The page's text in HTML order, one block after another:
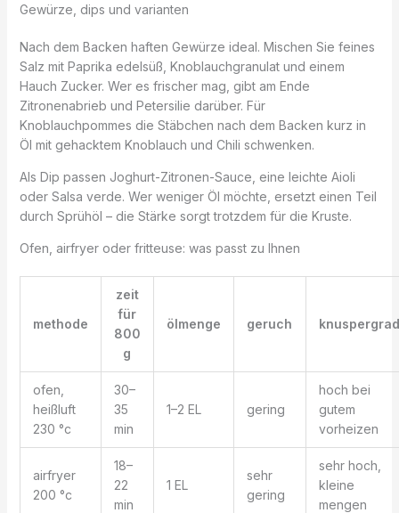
Gewürze, dips und varianten
Nach dem Backen haften Gewürze ideal. Mischen Sie feines
Salz mit Paprika edelsüß, Knoblauchgranulat und einem
Hauch Zucker. Wer es frischer mag, gibt am Ende
Zitronenabrieb und Petersilie darüber. Für
Knoblauchpommes die Stäbchen nach dem Backen kurz in
Öl mit gehacktem Knoblauch und Chili schwenken.
Als Dip passen Joghurt-Zitronen-Sauce, eine leichte Aioli
oder Salsa verde. Wer weniger Öl möchte, ersetzt einen Teil
durch Sprühöl – die Stärke sorgt trotzdem für die Kruste.
Ofen, airfryer oder fritteuse: was passt zu Ihnen
methode
zeit
für
800
g
ölmenge geruch knuspergrad
ofen,
heißluft
230 °c
30–
35
min
1–2 EL gering
hoch bei
gutem
vorheizen
airfryer
200 °c
18–
22
min
1 EL
sehr
gering
sehr hoch,
kleine
mengen